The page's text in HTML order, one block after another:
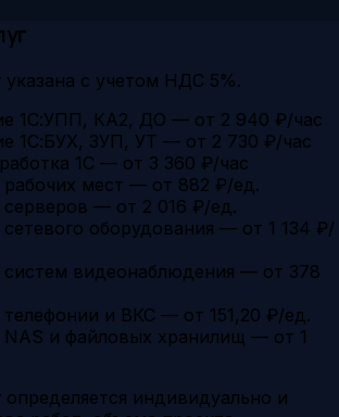
указана с учетом НДС 5%.
1С:УПП, КА2, ДО — от 2 940 ₽/час
1С:БУХ, ЗУП, УТ — от 2 730 ₽/час
1С — от 3 360 ₽/час
мест — от 882 ₽/ед.
— от 2 016 ₽/ед.
оборудования — от 1 134 ₽/
видеонаблюдения — от 378
и ВКС — от 151,20 ₽/ед.
и файловых хранилищ — от 1
определяется индивидуально и